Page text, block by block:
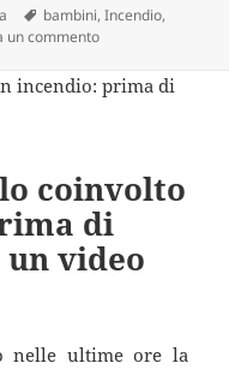
Tag
bambini,Incendio,
un commentosu Oratorio in
coinvolto
di
video
nelle ultime ore la